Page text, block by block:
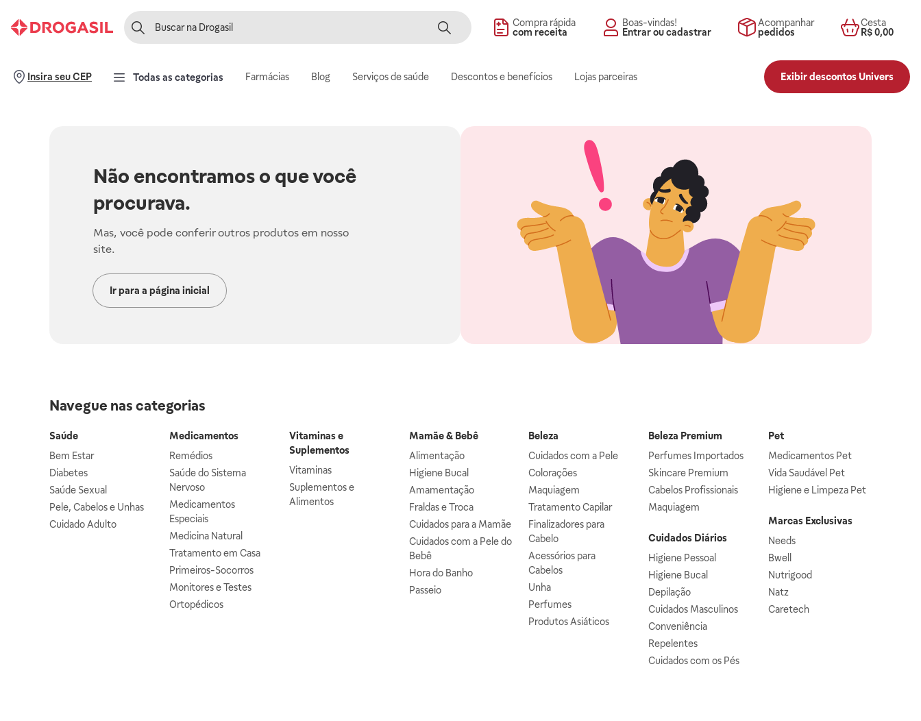
Compra rápida
com receita
Boas-vindas!
Entrar ou cadastrar
Acompanhar
pedidos
Cesta
R$ 0,00
Insira seu CEP Todas as categorias Farmácias Blog Serviços de saúde Descontos e benefícios Lojas parceiras Exibir descontos Univers
Não encontramos o que você
procurava.
Mas, você pode conferir outros produtos em nosso
site.
Ir para a página inicial
Navegue nas categorias
Saúde
Bem Estar
Diabetes
Saúde Sexual
Pele, Cabelos e Unhas
Cuidado Adulto
Medicamentos
Remédios
Saúde do Sistema
Nervoso
Medicamentos
Especiais
Medicina Natural
Tratamento em Casa
Primeiros-Socorros
Monitores e Testes
Ortopédicos
Vitaminas e
Suplementos
Vitaminas
Suplementos e
Alimentos
Mamãe & Bebê
Alimentação
Higiene Bucal
Amamentação
Fraldas e Troca
Cuidados para a Mamãe
Cuidados com a Pele do
Bebê
Hora do Banho
Passeio
Beleza
Cuidados com a Pele
Colorações
Maquiagem
Tratamento Capilar
Finalizadores para
Cabelo
Acessórios para
Cabelos
Unha
Perfumes
Produtos Asiáticos
Beleza Premium
Perfumes Importados
Skincare Premium
Cabelos Profissionais
Maquiagem
Cuidados Diários
Higiene Pessoal
Higiene Bucal
Depilação
Cuidados Masculinos
Conveniência
Repelentes
Cuidados com os Pés
Pet
Medicamentos Pet
Vida Saudável Pet
Higiene e Limpeza Pet
Marcas Exclusivas
Needs
Bwell
Nutrigood
Natz
Caretech